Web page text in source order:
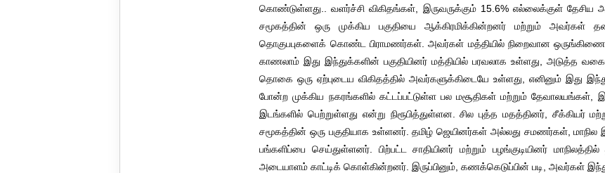
கொண்டுள்ளது.. வளர்ச்சி விகிதங்கள், இருவருக்கும் 15.6% எல்லைக்குள் தேசிய
சமூகத்தின் ஒரு முக்கிய பகுதியை ஆக்கிரமிக்கின்றனர் மற்றும்
தொகுபபுகளைக் கொண்ட பிராமணர்கள். அவர்கள் மத்தியில் நிறைவான
காணலாம் இது இந்துக்களின் பகுதியினர் மத்தியில் பரவலாக உள்ளது, அடுத்த
தொகை ஒரு ஏற்புடைய விகிதத்தில் அவர்களுக்கிடையே உள்ளது, எனினும் இது
போன்ற முக்கிய நகரங்களில் கட்டப்பட்டுள்ள பல மசூதிகள் மற்றும் தேவாலயங்கள்,
இடங்களில் பெற்றுள்ளது என்று நிரூபித்துள்ளன. சில புத்த மதத்தினர், சீக்கியர்
சமூகத்தின் ஒரு பகுதியாக உள்ளனர். தமிழ் ஜெயினர்கள் அல்லது சமணர்கள், மாநில
பங்களிப்பை செய்துள்ளனர். பிற்பட்ட சாதியினர் மற்றும் பழங்குடியினர்
அடையாளம் காட்டிக் கொள்கின்றனர். இருப்பினும், கணக்கெடுப்பின் படி, அவர்கள்